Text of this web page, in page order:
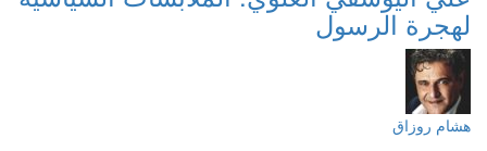
لهجرة الرسول
هشام روزاق